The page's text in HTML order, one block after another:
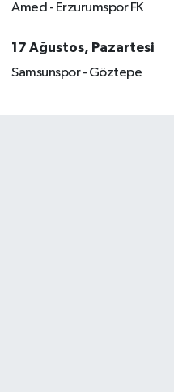
Amed - Erzurumspor FK
17 Ağustos, Pazartesi
Samsunspor - Göztepe